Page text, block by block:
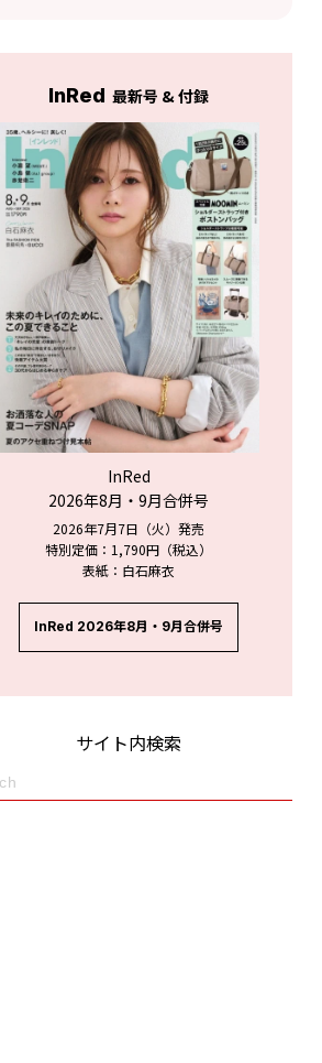
InRed 最新号 & 付録
InRed
2026年8月・9月合併号
2026年7月7日（火）発売
特別定価：1,790円（税込）
表紙：白石麻衣
InRed 2026年8月・9月合併号
サイト内検索